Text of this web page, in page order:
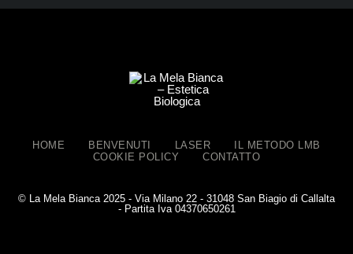
HOME BENVENUTI LASER
IL METODO LMB
COOKIE POLICY
CONTATTO
© La Mela Bianca 2025 - Via Milano 22 - 31048 San Biagio di Callalta
- Partita Iva 04370650261